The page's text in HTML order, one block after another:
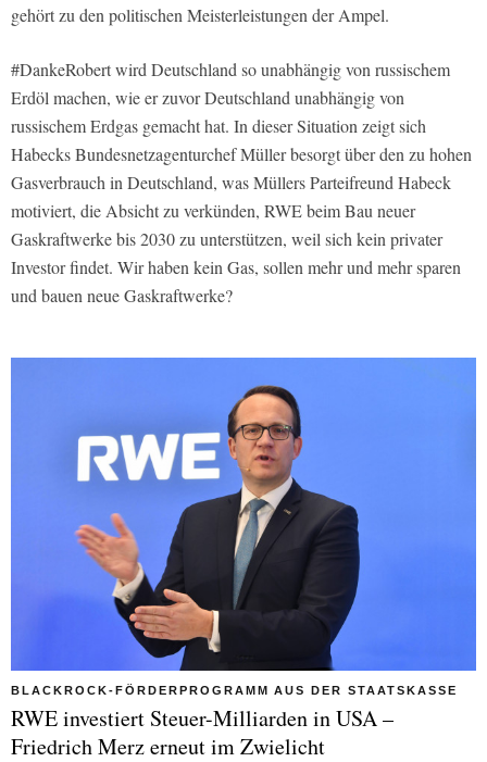
gehört zu den politischen Meisterleistungen der Ampel.
#DankeRobert wird Deutschland so unabhängig von russischem
Erdöl machen, wie er zuvor Deutschland unabhängig von
russischem Erdgas gemacht hat. In dieser Situation zeigt sich
Habecks Bundesnetzagenturchef Müller besorgt über den zu hohen
Gasverbrauch in Deutschland, was Müllers Parteifreund Habeck
motiviert, die Absicht zu verkünden, RWE beim Bau neuer
Gaskraftwerke bis 2030 zu unterstützen, weil sich kein privater
Investor findet. Wir haben kein Gas, sollen mehr und mehr sparen
und bauen neue Gaskraftwerke?
BLACKROCK-FÖRDERPROGRAMM AUS DER STAATSKASSE
RWE investiert Steuer-Milliarden in USA –
Friedrich Merz erneut im Zwielicht